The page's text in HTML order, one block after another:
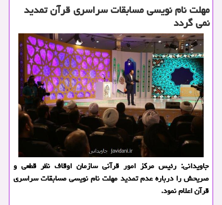
مهلت نام نویسی مسابقات سراسری قرآن تمدید
نمی گردد
جاویدانی: رئیس مركز امور قرآنی سازمان اوقاف نظر قطعی و
صریحش را درباره عدم تمدید مهلت نام نویسی مسابقات سراسری
قرآن اعلام نمود.